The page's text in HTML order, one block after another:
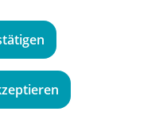
gern:
51-0
Co-med